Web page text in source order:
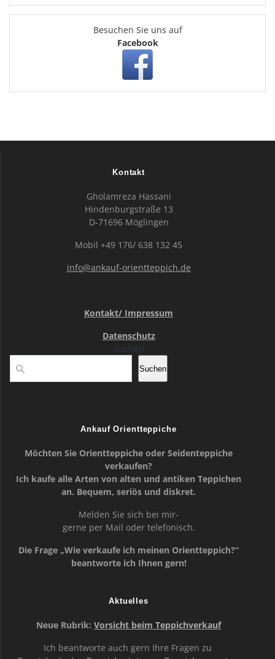
Besuchen Sie uns auf
Facebook
Kontakt
Gholamreza Hassani
Hindenburgstraße 13
D-71696 Möglingen
Mobil +49 176/ 638 132 45
info@ankauf-orientteppich.de
Kontakt/ Impressum
Datenschutz
Suchen
Suchen
Ankauf Orientteppiche
Möchten Sie Orientteppiche oder Seidenteppiche
verkaufen?
Ich kaufe alle Arten von alten und antiken Teppichen
an. Bequem, seriös und diskret.
Melden Sie sich bei mir-
gerne per Mail oder telefonisch.
Die Frage „Wie verkaufe ich meinen Orientteppich?“
beantworte ich Ihnen gern!
Aktuelles
Neue Rubrik: Vorsicht beim Teppichverkauf
Ich beantworte auch gern Ihre Fragen zu